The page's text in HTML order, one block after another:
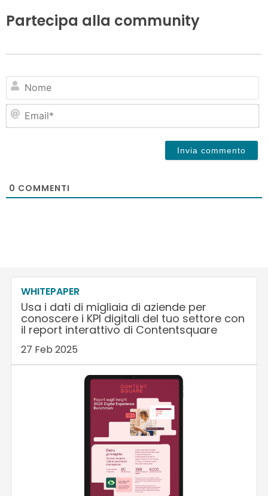
Partecipa alla community
0 COMMENTI
WHITEPAPER
Usa i dati di migliaia di aziende per
conoscere i KPI digitali del tuo settore con
il report interattivo di Contentsquare
27 Feb 2025